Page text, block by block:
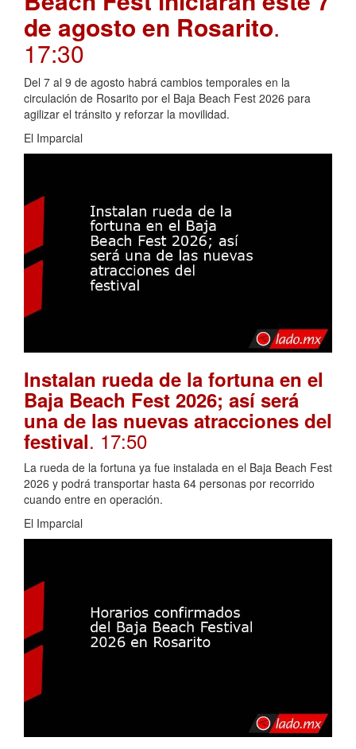
de agosto en Rosarito.
17:30
Del 7 al 9 de agosto habrá cambios temporales en la
circulación de Rosarito por el Baja Beach Fest 2026 para
agilizar el tránsito y reforzar la movilidad.
El Imparcial
Instalan rueda de la fortuna en el
Baja Beach Fest 2026; así será
una de las nuevas atracciones del
festival. 17:50
La rueda de la fortuna ya fue instalada en el Baja Beach Fest
2026 y podrá transportar hasta 64 personas por recorrido
cuando entre en operación.
El Imparcial